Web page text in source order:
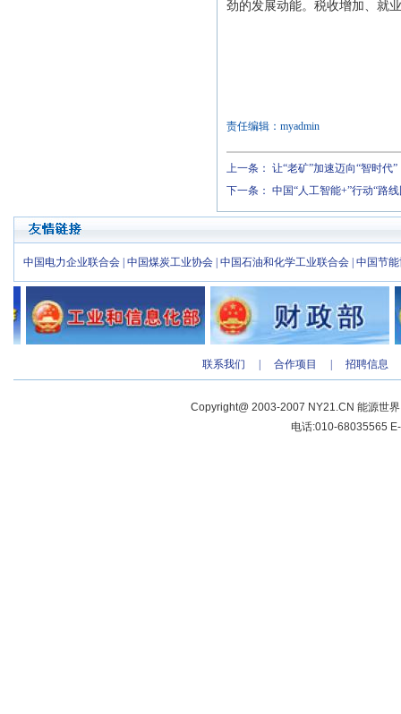
劲的发展动能。税收增加、就
责任编辑：myadmin
上一条： 让“老矿”加速迈向“智时代”
下一条： 中国“人工智能+”行动“路
中国电力企业联合会 中国煤炭工业协会 中国石油和化学工业联合会 中国节
联系我们 合作项目 招聘信息
Copyright@ 2003-2007 NY21.CN 能源世
电话:010-68035565